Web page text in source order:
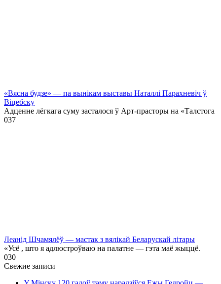
«Вясна будзе» — па вынікам выставы Наталлі Парахневіч ў
Віцебску
Адценне лёгкага суму засталося ў Арт-прасторы на «Талстога
037
Леанід Шчамялёў — мастак з вялікай Беларускай літары
«Усё , што я адлюстроўваю на палатне — гэта маё жыццё.
030
Свежие записи